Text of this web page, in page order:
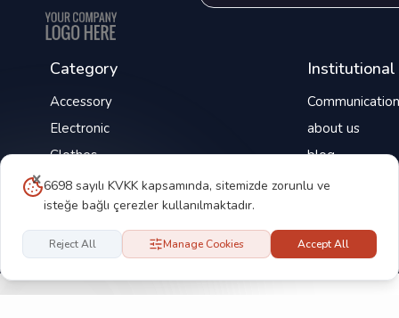
6698 sayılı KVKK kapsamında, sitemizde zorunlu ve
isteğe bağlı çerezler kullanılmaktadır.
Reject All Manage Cookies Accept All
Category
Accessory
Electronic
Clothes
petshop
Institutional
Communication
about us
blog